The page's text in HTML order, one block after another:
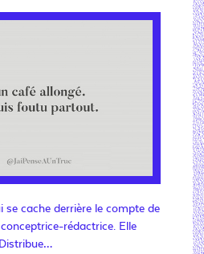
se cache derrière le compte de
rédactrice. Elle